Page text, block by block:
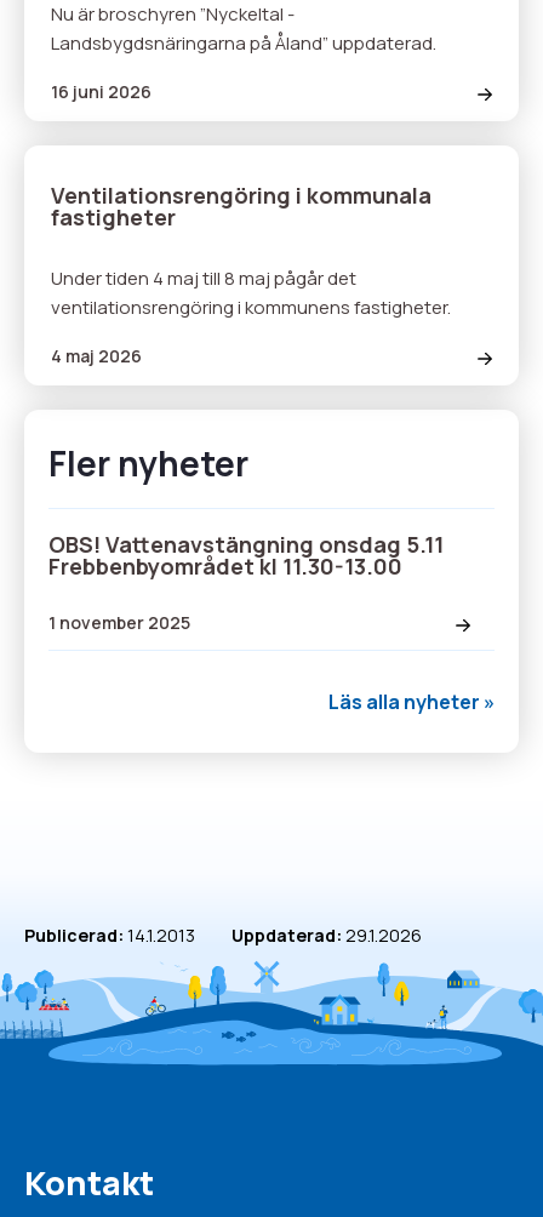
Nu är broschyren ”Nyckeltal -
Landsbygdsnäringarna på Åland” uppdaterad.
16 juni 2026
Ventilationsrengöring i kommunala
fastigheter
Under tiden 4 maj till 8 maj pågår det
ventilationsrengöring i kommunens fastigheter.
4 maj 2026
Fler nyheter
OBS! Vattenavstängning onsdag 5.11
Frebbenbyområdet kl 11.30-13.00
1 november 2025
Läs alla nyheter »
Publicerad: 14.1.2013 Uppdaterad: 29.1.2026
Kontakt